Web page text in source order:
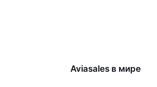
Aviasales в мире